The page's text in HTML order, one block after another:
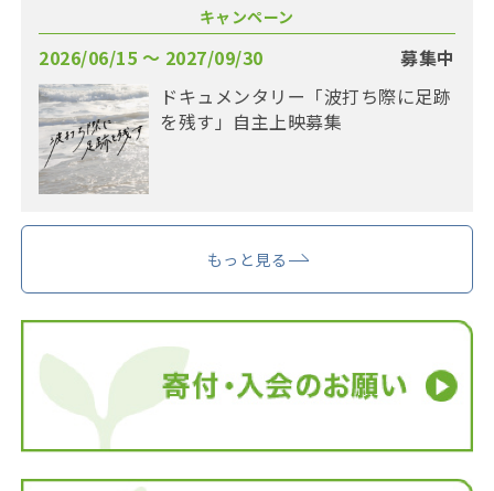
キャンペーン
2026/06/15 〜 2027/09/30
募集中
ドキュメンタリー「波打ち際に足跡
を残す」自主上映募集
もっと見る